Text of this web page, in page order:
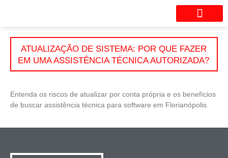
ATUALIZAÇÃO DE SISTEMA: POR QUE FAZER
EM UMA ASSISTÊNCIA TÉCNICA AUTORIZADA?
Entenda os riscos de atualizar por conta própria e os benefícios
de buscar assistência técnica para software em Florianópolis.